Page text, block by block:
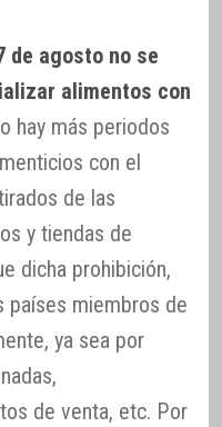
de agosto no se
alimentos con
hay más periodos
con el
de las
y tiendas de
dicha prohibición,
países miembros de
ya sea por
de venta, etc. Por